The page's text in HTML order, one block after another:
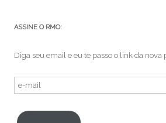
ASSINE O RMO:
Diga seu email e eu te passo o link da nova
e-
mail